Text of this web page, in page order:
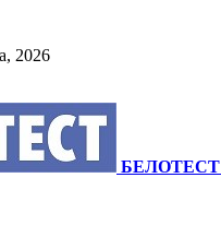
2026
БЕЛОТЕСТ